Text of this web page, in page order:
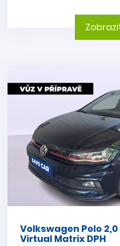
Volkswagen Polo 2,0
Virtual Matrix DPH